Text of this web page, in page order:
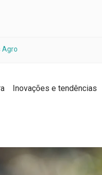
Agro
Inovações e tendências